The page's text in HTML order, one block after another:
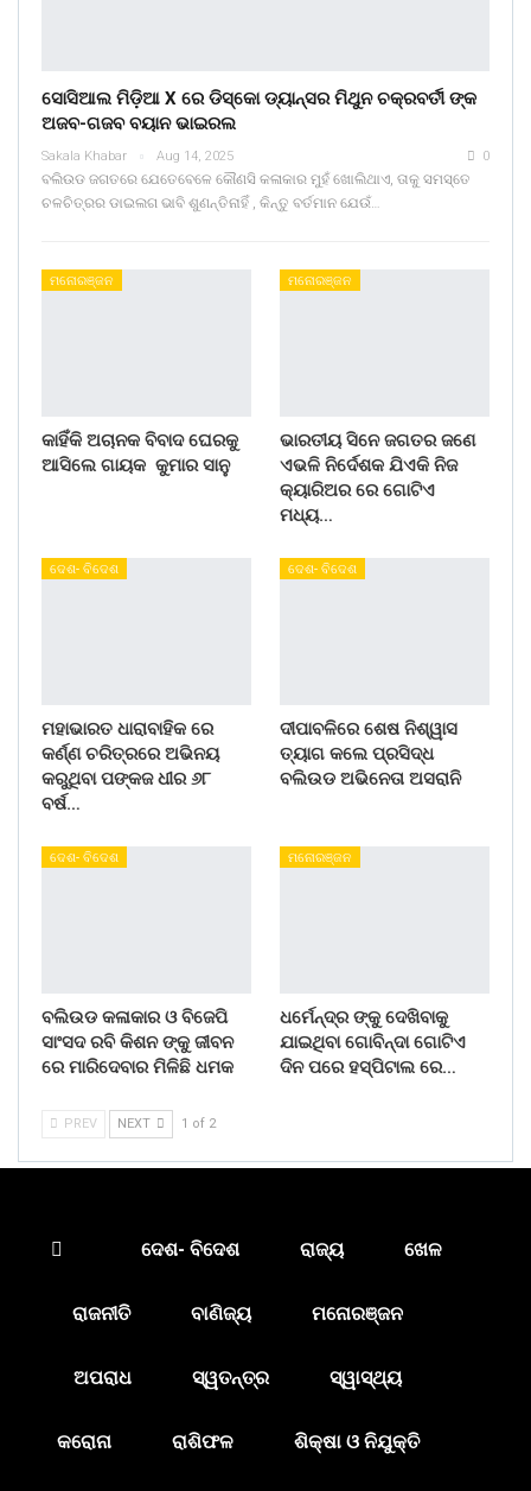
ସୋସିଆଲ ମିଡ଼ିଆ X ରେ ଡିସ୍କୋ ଡ୍ୟାନ୍ସର ମିଥୁନ ଚକ୍ରବର୍ତୀ ଙ୍କ
ଅଜବ-ଗଜବ ବୟାନ ଭାଇରଲ
Sakala Khabar Aug 14, 2025 0
ବଲିଉଡ ଜଗତରେ ଯେତେବେଳେ କୌଣସି କଳାକାର ମୁହଁ ଖୋଲିଥାଏ, ତାକୁ ସମସ୍ତେ
ଚଳଚିତ୍ରର ଡାଇଲଗ ଭାବି ଶୁଣନ୍ତିନାହିଁ , କିନ୍ତୁ ବର୍ତମାନ ଯେଉଁ…
ମନୋରଞ୍ଜନ
କାହିଁକି ଅଚାନକ ବିବାଦ ଘେରକୁ
ଆସିଲେ ଗାୟକ କୁମାର ସାନୁ
ମନୋରଞ୍ଜନ
ଭାରତୀୟ ସିନେ ଜଗତର ଜଣେ
ଏଭଳି ନିର୍ଦେଶକ ଯିଏକି ନିଜ
କ୍ୟାରିଅର ରେ ଗୋଟିଏ
ମଧ୍ୟ…
ଦେଶ- ବିଦେଶ
ମହାଭାରତ ଧାରାବାହିକ ରେ
କର୍ଣ୍ଣ ଚରିତ୍ରରେ ଅଭିନୟ
କରୁଥିବା ପଙ୍କଜ ଧୀର ୬୮
ବର୍ଷ…
ଦେଶ- ବିଦେଶ
ଦୀପାବଳିରେ ଶେଷ ନିଶ୍ୱାସ
ତ୍ୟାଗ କଲେ ପ୍ରସିଦ୍ଧ
ବଲିଉଡ ଅଭିନେତା ଅସରାନି
ଦେଶ- ବିଦେଶ
ବଲିଉଡ କଳାକାର ଓ ବିଜେପି
ସାଂସଦ ରବି କିଶନ ଙ୍କୁ ଜୀବନ
ରେ ମାରିଦେବାର ମିଳିଛି ଧମକ
ମନୋରଞ୍ଜନ
ଧର୍ମେନ୍ଦ୍ର ଙ୍କୁ ଦେଖିବାକୁ
ଯାଇଥିବା ଗୋବିନ୍ଦା ଗୋଟିଏ
ଦିନ ପରେ ହସ୍ପିଟାଲ ରେ…
PREV NEXT 1 of 2
ଦେଶ- ବିଦେଶ ରାଜ୍ୟ ଖେଳ
ରାଜନୀତି ବାଣିଜ୍ୟ ମନୋରଞ୍ଜନ
ଅପରାଧ ସ୍ୱତନ୍ତ୍ର ସ୍ୱାସ୍ଥ୍ୟ
କରୋନା ରାଶିଫଳ ଶିକ୍ଷା ଓ ନିଯୁକ୍ତି